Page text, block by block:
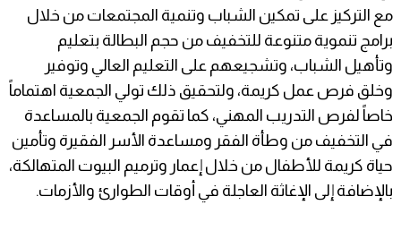
مع التركيز على تمكين الشباب وتنمية المجتمعات من خلال
برامج تنموية متنوعة للتخفيف من حجم البطالة بتعليم
وتأهيل الشباب، وتشجيعهم على التعليم العالي وتوفير
وخلق فرص عمل كريمة، ولتحقيق ذلك تولي الجمعية اهتماماً
خاصاً لفرص التدريب المهني، كما تقوم الجمعية بالمساعدة
في التخفيف من وطأة الفقر ومساعدة الأسر الفقيرة وتأمين
حياة كريمة للأطفال من خلال إعمار وترميم البيوت المتهالكة،
بالإضافة إلى الإغاثة العاجلة في أوقات الطوارئ والأزمات.